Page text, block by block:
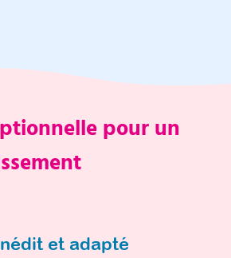
pour un
et adapté